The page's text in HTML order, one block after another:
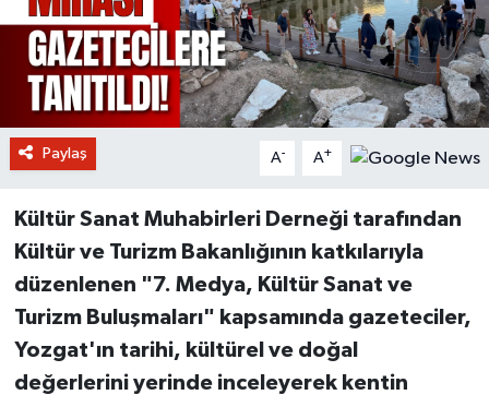
Paylaş A- A+
Kültür Sanat Muhabirleri Derneği tarafından
Kültür ve Turizm Bakanlığının katkılarıyla
düzenlenen "7. Medya, Kültür Sanat ve
Turizm Buluşmaları" kapsamında gazeteciler,
Yozgat'ın tarihi, kültürel ve doğal
değerlerini yerinde inceleyerek kentin